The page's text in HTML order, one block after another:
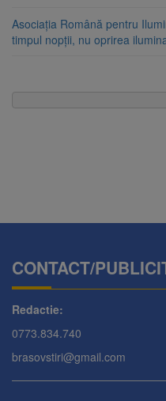
Asociația Română pentru
timpul nopții, nu oprirea
CONTACT/
Redactie:
0773.834.740
brasovstiri@gmail.com